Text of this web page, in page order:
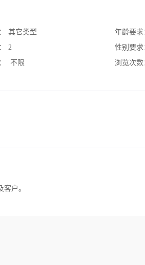
其它类型
2
不限
年龄要求
性别要求
浏览次数
户。